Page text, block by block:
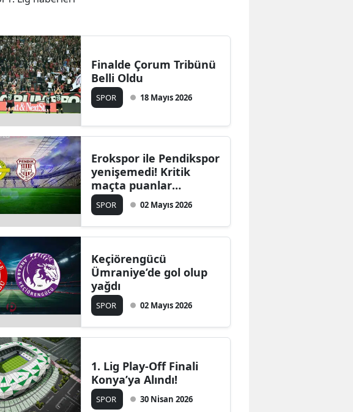
Bitlis
Bolu
Çanakkale
Diyarbakır
Erzurum
Eskişehir
Finalde Çorum Tribünü
Belli Oldu
SPOR 18 Mayıs 2026
Erokspor ile Pendikspor
yenişemedi! Kritik
maçta puanlar
paylaşıldı
SPOR 02 Mayıs 2026
Keçiörengücü
Ümraniye’de gol olup
yağdı
SPOR 02 Mayıs 2026
1. Lig Play-Off Finali
Konya’ya Alındı!
SPOR 30 Nisan 2026